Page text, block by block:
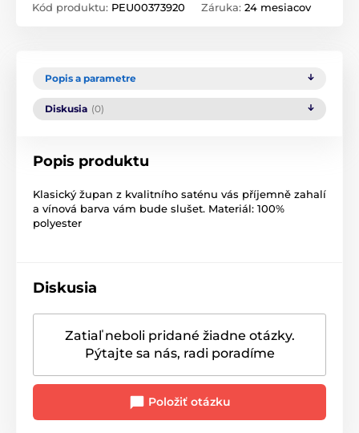
Kód produktu: PEU00373920 Záruka: 24 mesiacov
Popis a parametre
Diskusia (0)
Popis produktu
Klasický župan z kvalitního saténu vás příjemně zahalí
a vínová barva vám bude slušet. Materiál: 100%
polyester
Diskusia
Zatiaľ neboli pridané žiadne otázky.
Pýtajte sa nás, radi poradíme
Položiť otázku